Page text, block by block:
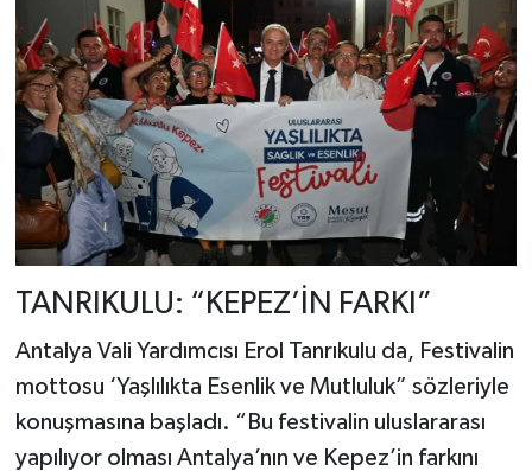
TANRIKULU: “KEPEZ’İN FARKI”
Antalya Vali Yardımcısı Erol Tanrıkulu da, Festivalin
mottosu ‘Yaşlılıkta Esenlik ve Mutluluk” sözleriyle
konuşmasına başladı. “Bu festivalin uluslararası
yapılıyor olması Antalya’nın ve Kepez’in farkını